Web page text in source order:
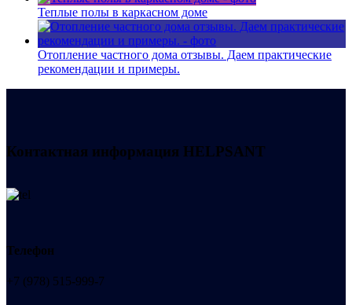
Теплые полы в каркасном доме
Отопление частного дома отзывы. Даем практические
рекомендации и примеры.
Контактная информация HELPSANT
Телефон
+7 (978) 515-999-7